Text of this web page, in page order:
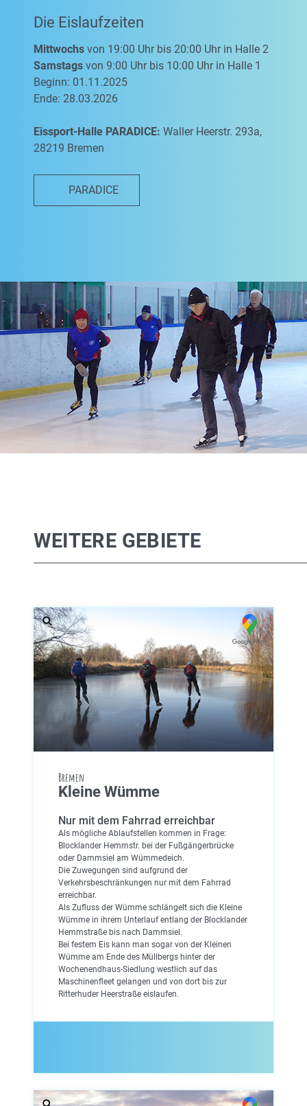
Die Eislaufzeiten
Mittwochs von 19:00 Uhr bis 20:00 Uhr in Halle 2
Samstags von 9:00 Uhr bis 10:00 Uhr in Halle 1
Beginn: 01.11.2025
Ende: 28.03.2026
Eissport-Halle PARADICE: Waller Heerstr. 293a,
28219 Bremen
PARADICE
WEITERE GEBIETE
Bremen
Kleine Wümme
Nur mit dem Fahrrad erreichbar
Als mögliche Ablaufstellen kommen in Frage:
Blocklander Hemmstr. bei der Fußgängerbrücke
oder Dammsiel am Wümmedeich.
Die Zuwegungen sind aufgrund der
Verkehrsbeschränkungen nur mit dem Fahrrad
erreichbar.
Als Zufluss der Wümme schlängelt sich die Kleine
Wümme in ihrem Unterlauf entlang der Blocklander
Hemmstraße bis nach Dammsiel.
Bei festem Eis kann man sogar von der Kleinen
Wümme am Ende des Müllbergs hinter der
Wochenendhaus-Siedlung westlich auf das
Maschinenfleet gelangen und von dort bis zur
Ritterhuder Heerstraße eislaufen.